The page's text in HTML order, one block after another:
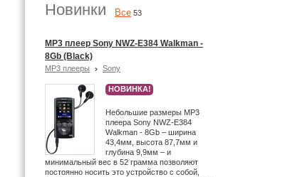
Новинки Все 53
MP3 плеер Sony NWZ-E384 Walkman -
8Gb (Black)
MP3 плееры Sony
НОВИНКА!
Небольшие размеры MP3
плеера Sony NWZ-E384
Walkman - 8Gb – ширина
43,4мм, высота 87,7мм и
глубина 9,9мм – и
минимальный вес в 52 грамма позволяют
постоянно носить это устройство с собой,